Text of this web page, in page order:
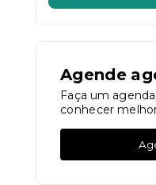
Agende
Faça um
conhecer